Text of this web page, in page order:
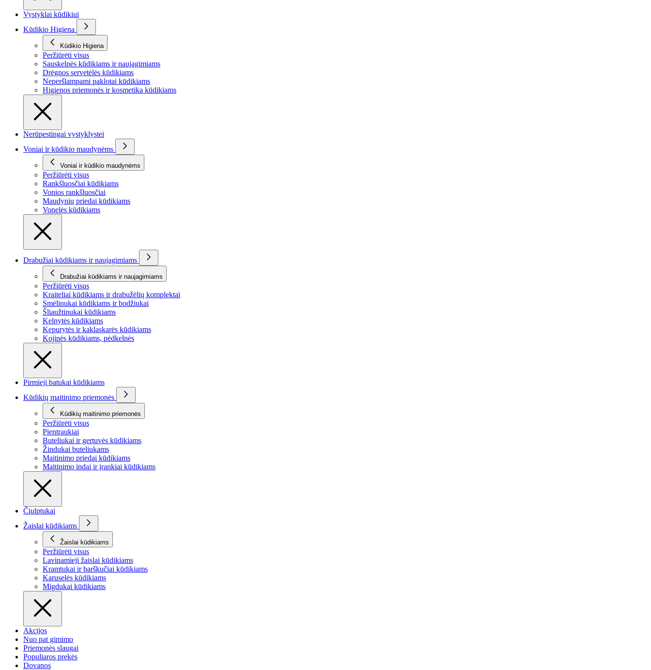
Vystyklai kūdikiui
Kūdikio Higiena
Kūdikio Higiena
Peržiūrėti visus
Sauskelnės kūdikiams ir naujagimiams
Drėgnos servetėlės kūdikiams
Neperšlampami paklotai kūdikiams
Higienos priemonės ir kosmetika kūdikiams
Nerūpestingai vystyklystei
Voniai ir kūdikio maudynėms
Voniai ir kūdikio maudynėms
Peržiūrėti visus
Rankšluosčiai kūdikiams
Vonios rankšluosčiai
Maudynių priedai kūdikiams
Vonelės kūdikiams
Drabužiai kūdikiams ir naujagimiams
Drabužiai kūdikiams ir naujagimiams
Peržiūrėti visus
Kraiteliai kūdikiams ir drabužėlių komplektai
Smėlinukai kūdikiams ir bodžiukai
Šliaužtinukai kūdikiams
Kelnytės kūdikiams
Kepurytės ir kaklaskarės kūdikiams
Kojinės kūdikiams, pėdkelnės
Pirmieji batukai kūdikiams
Kūdikių maitinimo priemonės
Kūdikių maitinimo priemonės
Peržiūrėti visus
Pientraukiai
Buteliukai ir gertuvės kūdikiams
Žindukai buteliukams
Maitinimo priedai kūdikiams
Maitinimo indai ir įrankiai kūdikiams
Čiulptukai
Žaislai kūdikiams
Žaislai kūdikiams
Peržiūrėti visus
Lavinamieji žaislai kūdikiams
Kramtukai ir barškučiai kūdikiams
Karuselės kūdikiams
Migdukai kūdikiams
Akcijos
Nuo pat gimimo
Priemonės slaugai
Populiaros prekės
Dovanos